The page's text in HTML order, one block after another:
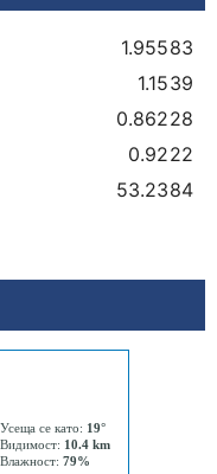
1.95583
1.1539
0.86228
0.9222
53.2384